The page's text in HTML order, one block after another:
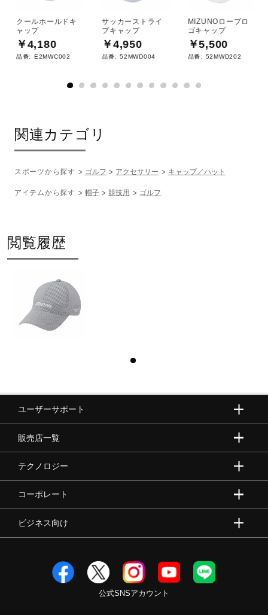
クールホールドキ
ャップ
￥4,180
品番: E2MWC002
サッカーストライ
プキャップ
￥4,950
品番: 52MWD004
MIZUNOロープロ
ゴキャップ
￥5,500
品番: 52MWD202
関連カテゴリ
スポーツから探す ゴルフ アクセサリー キャップ／ハット
アイテムから探す 帽子 競技用 ゴルフ
閲覧履歴
ユーザーサポート
販売店一覧
テクノロジー
コーポレート
ビジネス向け
公式SNSアカウント